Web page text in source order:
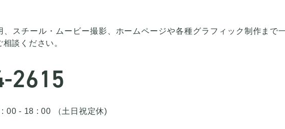
、スチール・ムービー撮影、ホームページや各種グラフィック制作まで
談ください。
2615
: 00 - 18 : 00 （土日祝定休)